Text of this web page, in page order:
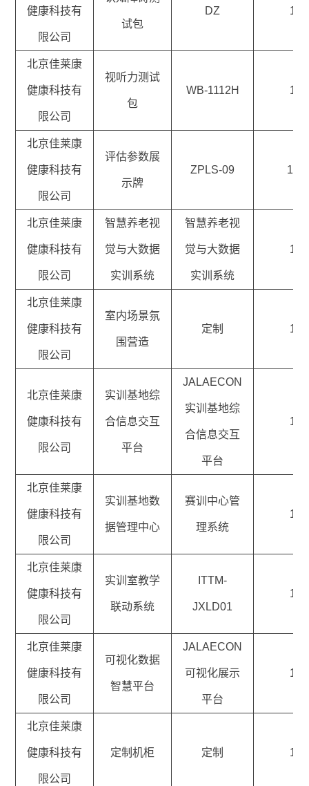
健康科技有
限公司
试包
DZ 1
北京佳莱康
健康科技有
限公司
视听力测试
包
WB-1112H 1
北京佳莱康
健康科技有
限公司
评估参数展
示牌
ZPLS-09 11
北京佳莱康
健康科技有
限公司
智慧养老视
觉与大数据
实训系统
智慧养老视
觉与大数据
实训系统
1
北京佳莱康
健康科技有
限公司
室内场景氛
围营造
定制 1
北京佳莱康
健康科技有
限公司
实训基地综
合信息交互
平台
JALAECON
实训基地综
合信息交互
平台
1
北京佳莱康
健康科技有
限公司
实训基地数
据管理中心
赛训中心管
理系统
1
北京佳莱康
健康科技有
限公司
实训室教学
联动系统
ITTM-
JXLD01
1
北京佳莱康
健康科技有
限公司
可视化数据
智慧平台
JALAECON
可视化展示
平台
1
北京佳莱康
健康科技有
限公司
定制机柜 定制 1